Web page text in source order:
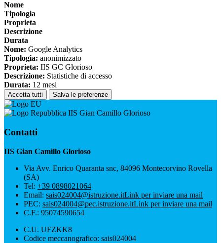
Nome
Tipologia
Proprieta
Descrizione
Durata
Nome: Google Analytics
Tipologia: anonimizzato
Proprieta: IIS GC Glorioso
Descrizione: Statistiche di accesso
Durata: 12 mesi
Accetta tutti Salva le preferenze
IIS Gian Camillo Glorioso
Contatti
IIS Gian Camillo Glorioso
Via Avv. Enrico Quaranta snc, 84096 Montecorvino Rovella
(SA)
Tel: +39 0898021064
Email: sais024004@istruzione.itLink per inviare una mail
PEC: sais024004@pec.istruzione.itLink per inviare una mail
C.F.: 95074590654
C.U. UFZKK8
Codice meccanografico: sais024004